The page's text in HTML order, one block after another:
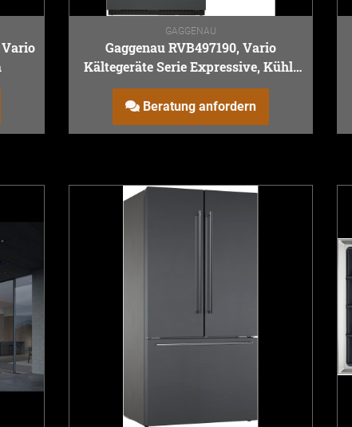
Vario
GAGGENAU
Gaggenau RVB497190, Vario
Kältegeräte Serie Expressive, Kühl-
und Gefrierkombination, 213.4 x 90
cm
Beratung anfordern